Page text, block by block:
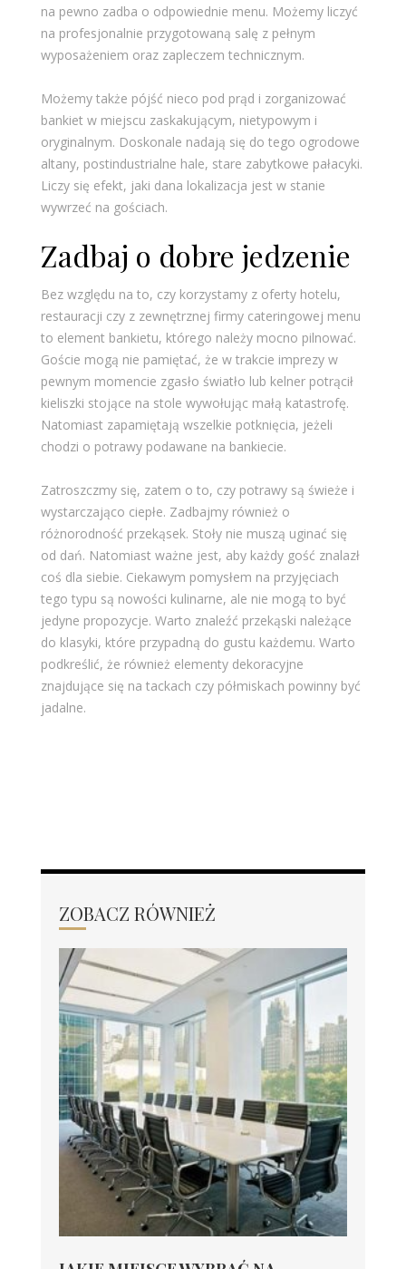
na pewno zadba o odpowiednie menu. Możemy liczyć
na profesjonalnie przygotowaną salę z pełnym
wyposażeniem oraz zapleczem technicznym.
Możemy także pójść nieco pod prąd i zorganizować
bankiet w miejscu zaskakującym, nietypowym i
oryginalnym. Doskonale nadają się do tego ogrodowe
altany, postindustrialne hale, stare zabytkowe pałacyki.
Liczy się efekt, jaki dana lokalizacja jest w stanie
wywrzeć na gościach.
Zadbaj o dobre jedzenie
Bez względu na to, czy korzystamy z oferty hotelu,
restauracji czy z zewnętrznej firmy cateringowej menu
to element bankietu, którego należy mocno pilnować.
Goście mogą nie pamiętać, że w trakcie imprezy w
pewnym momencie zgasło światło lub kelner potrącił
kieliszki stojące na stole wywołując małą katastrofę.
Natomiast zapamiętają wszelkie potknięcia, jeżeli
chodzi o potrawy podawane na bankiecie.
Zatroszczmy się, zatem o to, czy potrawy są świeże i
wystarczająco ciepłe. Zadbajmy również o
różnorodność przekąsek. Stoły nie muszą uginać się
od dań. Natomiast ważne jest, aby każdy gość znalazł
coś dla siebie. Ciekawym pomysłem na przyjęciach
tego typu są nowości kulinarne, ale nie mogą to być
jedyne propozycje. Warto znaleźć przekąski należące
do klasyki, które przypadną do gustu każdemu. Warto
podkreślić, że również elementy dekoracyjne
znajdujące się na tackach czy półmiskach powinny być
jadalne.
ZOBACZ RÓWNIEŻ